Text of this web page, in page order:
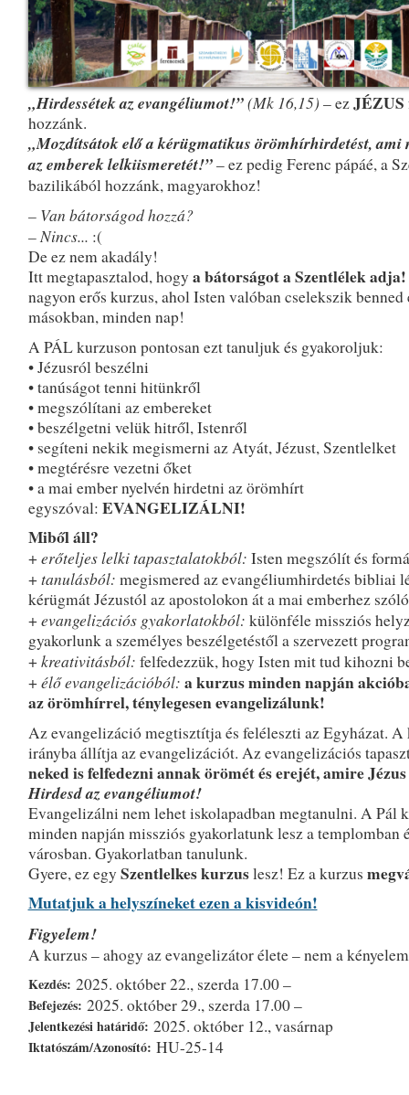
„Hirdessétek az evangéliumot!”(Mk 16,15) – ezJÉZUS
hozzánk.
„Mozdítsátok elő a kérügmatikus örömhírhirdetést, ami
az emberek lelkiismeretét!”– ez pedig Ferenc pápáé, a
bazilikából hozzánk, magyarokhoz!
– Van bátorságod hozzá?
– Nincs... :(
De ez nem akadály!
Itt megtapasztalod, hogy a bátorságot a Szentlélek adja!
nagyon erős kurzus, ahol Isten valóban cselekszik benned
másokban, minden nap!
A PÁL kurzuson pontosan ezt tanuljuk és gyakoroljuk:
• Jézusról beszélni
• tanúságot tenni hitünkről
• megszólítani az embereket
• beszélgetni velük hitről, Istenről
• segíteni nekik megismerni az Atyát, Jézust, Szentlelket
• megtérésre vezetni őket
• a mai ember nyelvén hirdetni az örömhírt
egyszóval: EVANGELIZÁLNI!
Miből áll?
+erőteljes lelki tapasztalatokból: Isten megszólít és
+tanulásból: megismered az evangéliumhirdetés bibliai
kérügmát Jézustól az apostolokon át a mai emberhez
+evangelizációs gyakorlatokból: különféle missziós
gyakorlunk a személyes beszélgetéstől a szervezett
+kreativitásból: felfedezzük, hogy Isten mit tud kihozni
+élő evangelizációból: a kurzus minden napján
az örömhírrel, ténylegesen evangelizálunk!
Az evangelizáció megtisztítja és feléleszti az Egyházat. A
irányba állítja az evangelizációt. Az evangelizációs
neked is felfedezni annak örömét és erejét, amire
Hirdesd az evangéliumot!
Evangelizálni nem lehet iskolapadban megtanulni. A Pál
minden napján missziós gyakorlatunk lesz a templomban
városban. Gyakorlatban tanulunk.
Gyere, ez egy Szentlelkes kurzuslesz! Ez a kurzus
Mutatjuk a helyszíneket ezen a kisvideón!
Figyelem!
A kurzus – ahogy az evangelizátor élete – nem a
Kezdés: 2025. október 22., szerda 17.00 –
Befejezés: 2025. október 29., szerda 17.00 –
Jelentkezési határidő: 2025. október 12., vasárnap
Iktatószám/Azonosító: HU-25-14